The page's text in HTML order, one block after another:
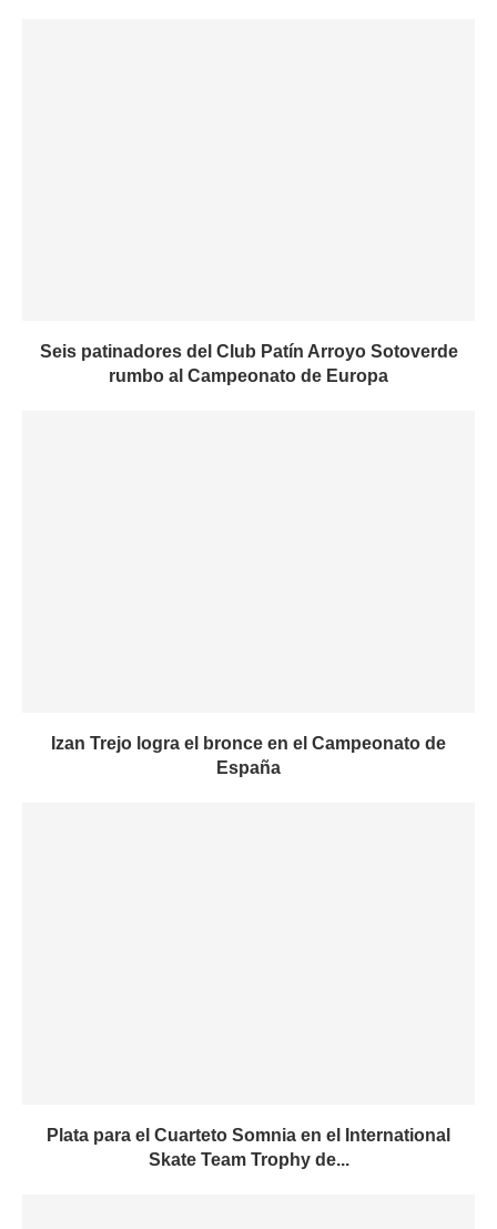
Seis patinadores del Club Patín Arroyo Sotoverde
rumbo al Campeonato de Europa
Izan Trejo logra el bronce en el Campeonato de
España
Plata para el Cuarteto Somnia en el International
Skate Team Trophy de...